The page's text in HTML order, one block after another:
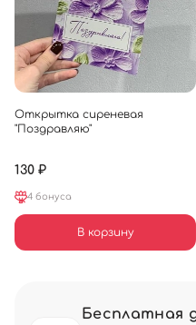
Открытка сиреневая
"Поздравляю"
130 ₽
4 бонуса
В корзину
Бесплатная